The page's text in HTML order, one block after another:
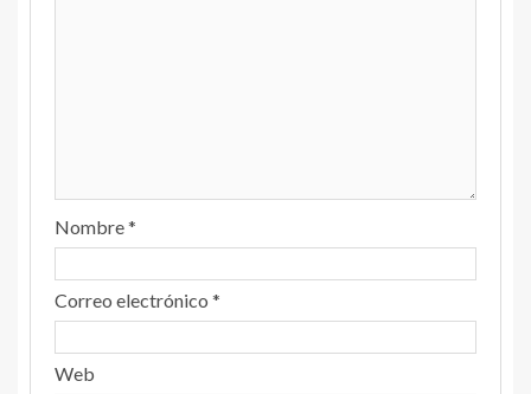
Nombre*
Correo electrónico *
Web